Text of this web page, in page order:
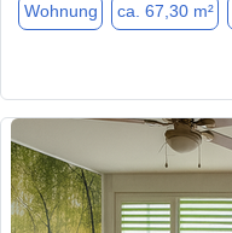
Wohnung ca. 67,30 m²